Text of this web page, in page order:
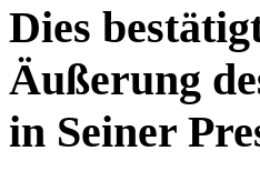
Dies
Äußerung
in Seiner